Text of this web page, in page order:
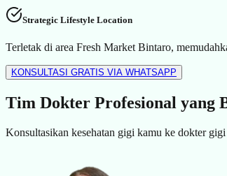
Strategic Lifestyle Location
Terletak di area Fresh Market Bintaro,
KONSULTASI GRATIS VIA WHATSAPP
Tim Dokter Profesional yang
Konsultasikan kesehatan gigi kamu ke dokter